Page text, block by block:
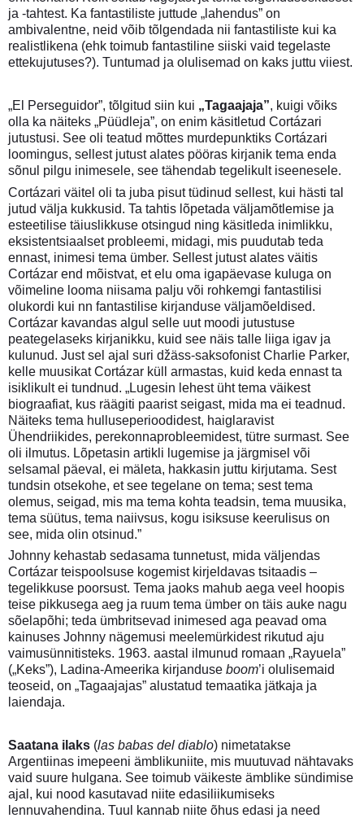
ja -tahtest. Ka fantastiliste juttude „lahendus” on
ambivalentne, neid võib tõlgendada nii fantastiliste kui ka
realistlikena (ehk toimub fantastiline siiski vaid tegelaste
ettekujutuses?). Tuntumad ja olulisemad on kaks juttu viiest.
„El Perseguidor”, tõlgitud siin kui „Tagaajaja”, kuigi võiks
olla ka näiteks „Püüdleja”, on enim käsitletud Cortázari
jutustusi. See oli teatud mõttes murdepunktiks Cortázari
loomingus, sellest jutust alates pööras kirjanik tema enda
sõnul pilgu inimesele, see tähendab tegelikult iseenesele.
Cortázari väitel oli ta juba pisut tüdinud sellest, kui hästi tal
jutud välja kukkusid. Ta tahtis lõpetada väljamõtlemise ja
esteetilise täiuslikkuse otsingud ning käsitleda inimlikku,
eksistentsiaalset probleemi, midagi, mis puudutab teda
ennast, inimesi tema ümber. Sellest jutust alates väitis
Cortázar end mõistvat, et elu oma igapäevase kuluga on
võimeline looma niisama palju või rohkemgi fantastilisi
olukordi kui nn fantastilise kirjanduse väljamõeldised.
Cortázar kavandas algul selle uut moodi jutustuse
peategelaseks kirjanikku, kuid see näis talle liiga igav ja
kulunud. Just sel ajal suri džäss-saksofonist Charlie Parker,
kelle muusikat Cortázar küll armastas, kuid keda ennast ta
isiklikult ei tundnud. „Lugesin lehest üht tema väikest
biograafiat, kus räägiti paarist seigast, mida ma ei teadnud.
Näiteks tema hulluseperioodidest, haiglaravist
Ühendriikides, perekonnaprobleemidest, tütre surmast. See
oli ilmutus. Lõpetasin artikli lugemise ja järgmisel või
selsamal päeval, ei mäleta, hakkasin juttu kirjutama. Sest
tundsin otsekohe, et see tegelane on tema; sest tema
olemus, seigad, mis ma tema kohta teadsin, tema muusika,
tema süütus, tema naiivsus, kogu isiksuse keerulisus on
see, mida olin otsinud.”
Johnny kehastab sedasama tunnetust, mida väljendas
Cortázar teispoolsuse kogemist kirjeldavas tsitaadis –
tegelikkuse poorsust. Tema jaoks mahub aega veel hoopis
teise pikkusega aeg ja ruum tema ümber on täis auke nagu
sõelapõhi; teda ümbritsevad inimesed aga peavad oma
kainuses Johnny nägemusi meelemürkidest rikutud aju
vaimusünnitisteks. 1963. aastal ilmunud romaan „Rayuela”
(„Keks”), Ladina-Ameerika kirjanduse boom’i olulisemaid
teoseid, on „Tagaajajas” alustatud temaatika jätkaja ja
laiendaja.
Saatana ilaks (las babas del diablo) nimetatakse
Argentiinas imepeeni ämblikuniite, mis muutuvad nähtavaks
vaid suure hulgana. See toimub väikeste ämblike sündimise
ajal, kui nood kasutavad niite edasiliikumiseks
lennuvahendina. Tuul kannab niite õhus edasi ja need